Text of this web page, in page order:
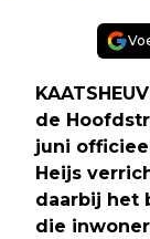
de
juni
Heijs
daarbij het
die